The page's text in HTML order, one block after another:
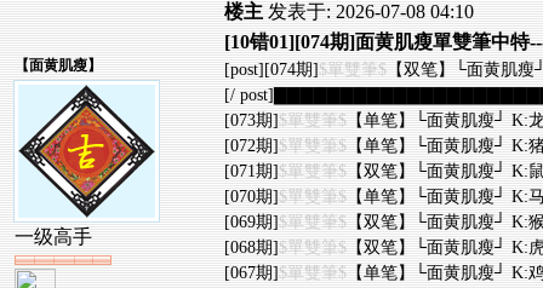
【面黄肌瘦】
一级高手
楼主 发表于: 2026-07-08 04:10
[10错01][074期]面黄肌瘦單雙筆中特
[post][074期]$單雙筆$ 【双笔】└面黄肌瘦
[/
[073期]$單雙筆$ 【单笔】└面黄肌瘦┘ K:
[072期]$單雙筆$ 【单笔】└面黄肌瘦┘ K:
[071期]$單雙筆$ 【双笔】└面黄肌瘦┘ K:
[070期]$單雙筆$ 【单笔】└面黄肌瘦┘ K:
[069期]$單雙筆$ 【双笔】└面黄肌瘦┘ K:
[068期]$單雙筆$ 【双笔】└面黄肌瘦┘ K:
[067期]$單雙筆$ 【单笔】└面黄肌瘦┘ K: